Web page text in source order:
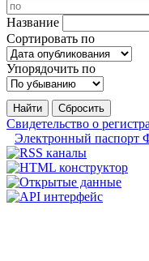
Название
Сортировать по
Упорядочить по
Найти Сбросить
Свидетельство о
Электронный